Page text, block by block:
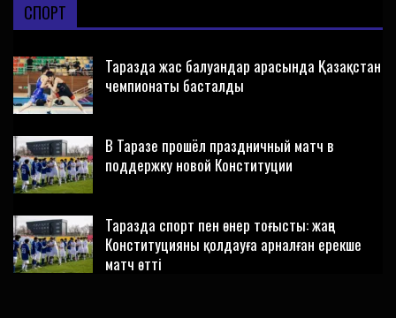
СПОРТ
Таразда жас балуандар арасында Қазақстан
чемпионаты басталды
В Таразе прошёл праздничный матч в
поддержку новой Конституции
Таразда спорт пен өнер тоғысты: жаңа
Конституцияны қолдауға арналған ерекше
матч өтті